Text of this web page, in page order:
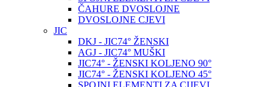
ČAHURE DVOSLOJNE
DVOSLOJNE CJEVI
JIC
DKJ - JIC74° ŽENSKI
AGJ - JIC74° MUŠKI
JIC74° - ŽENSKI KOLJENO 90°
JIC74° - ŽENSKI KOLJENO 45°
SPOJNI ELEMENTI ZA CIJEVI